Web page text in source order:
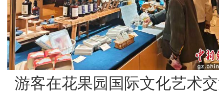
游客在花果园国际文化艺术